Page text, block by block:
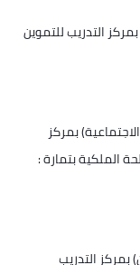
التدريب للتموين
بمركز
بمركز التدريب